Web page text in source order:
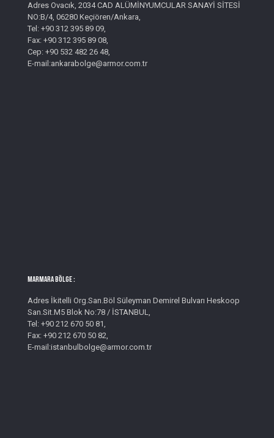
Adres Ovacık, 2034 CAD ALÜMİNYUMCULAR SANAYİ SİTESİ
NO:B/4, 06280 Keçiören/Ankara,
Tel: +90 312 395 89 09,
Fax: +90 312 395 89 08,
Cep: +90 532 482 26 48,
E-mail:ankarabolge@armor.com.tr
MARMARA BÖLGE :
Adres İkitelli Org.San.Böl Süleyman Demirel Bulvarı Heskoop
San.Sit.M5 Blok No:78 / İSTANBUL,
Tel: +90 212 670 50 81,
Fax: +90 212 670 50 82,
E-mail:istanbulbolge@armor.com.tr